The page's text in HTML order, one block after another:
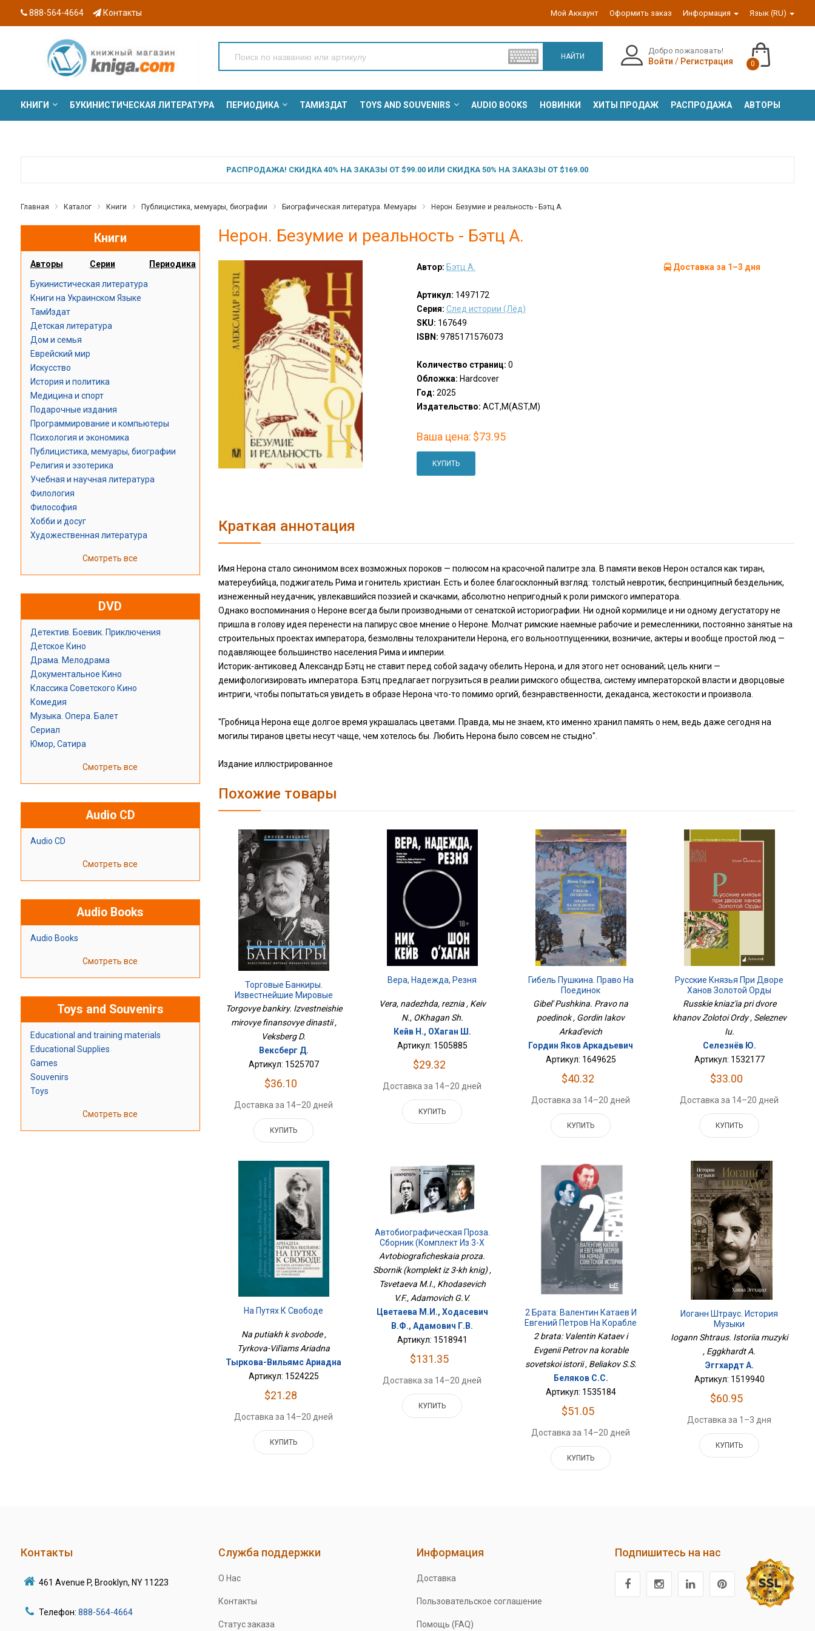
888-564-4664 Контакты Мой Аккаунт Оформить заказ Информация Язык (RU)
НАЙТИ
Добро пожаловать!
Войти / Регистрация 0
КНИГИ БУКИНИСТИЧЕСКАЯ ЛИТЕРАТУРА ПЕРИОДИКА ТАМИЗДАТ TOYS AND SOUVENIRS AUDIO BOOKS НОВИНКИ ХИТЫ ПРОДАЖ РАСПРОДАЖА АВТОРЫ
РАСПРОДАЖА! СКИДКА 40% НА ЗАКАЗЫ ОТ $99.00 ИЛИ СКИДКА 50% НА ЗАКАЗЫ ОТ $169.00
Главная Каталог Книги Публицистика, мемуары, биографии Биографическая литература. Мемуары Нерон. Безумие и реальность - Бэтц А.
Книги
Авторы Серии Периодика
Букинистическая литература
Книги на Украинском Языке
ТамИздат
Детская литература
Дом и семья
Еврейский мир
Искусство
История и политика
Медицина и спорт
Подарочные издания
Программирование и компьютеры
Психология и экономика
Публицистика, мемуары, биографии
Религия и эзотерика
Учебная и научная литература
Филология
Философия
Хобби и досуг
Художественная литература
Смотреть все
DVD
Детектив. Боевик. Приключения
Детское Кино
Драма. Мелодрама
Документальное Кино
Классика Советского Кино
Комедия
Музыка. Опера. Балет
Сериал
Юмор, Сатира
Смотреть все
Audio CD
Audio CD
Смотреть все
Audio Books
Audio Books
Смотреть все
Toys and Souvenirs
Educational and training materials
Educational Supplies
Games
Souvenirs
Toys
Смотреть все
Нерон. Безумие и реальность - Бэтц А.
Автор: Бэтц А.
Артикул: 1497172
Серия: След истории (Лёд)
SKU: 167649
ISBN: 9785171576073
Количество страниц: 0
Обложка: Hardcover
Год: 2025
Издательство: АСТ,М(AST,M)
Ваша цена: $73.95
КУПИТЬ
Доставка за 1–3 дня
Краткая аннотация
Имя Нерона стало синонимом всех возможных пороков — полюсом на красочной палитре зла. В памяти веков Нерон остался как тиран,
матереубийца, поджигатель Рима и гонитель христиан. Есть и более благосклонный взгляд: толстый невротик, беспринципный бездельник,
изнеженный неудачник, увлекавшийся поэзией и скачками, абсолютно непригодный к роли римского императора.
Однако воспоминания о Нероне всегда были производными от сенатской историографии. Ни одной кормилице и ни одному дегустатору не
пришла в голову идея перенести на папирус свое мнение о Нероне. Молчат римские наемные рабочие и ремесленники, постоянно занятые на
строительных проектах императора, безмолвны телохранители Нерона, его вольноотпущенники, возничие, актеры и вообще простой люд —
подавляющее большинство населения Рима и империи.
Историк-антиковед Александр Бэтц не ставит перед собой задачу обелить Нерона, и для этого нет оснований; цель книги —
демифологизировать императора. Бэтц предлагает погрузиться в реалии римского общества, систему императорской власти и дворцовые
интриги, чтобы попытаться увидеть в образе Нерона что-то помимо оргий, безнравственности, декаданса, жестокости и произвола.
"Гробница Нерона еще долгое время украшалась цветами. Правда, мы не знаем, кто именно хранил память о нем, ведь даже сегодня на
могилы тиранов цветы несут чаще, чем хотелось бы. Любить Нерона было совсем не стыдно".
Издание иллюстрированное
Похожие товары
Торговые Банкиры.
Известнейшие Мировые
Финансовые Династии
Torgovye bankiry. Izvestneishie
mirovye finansovye dinastii ,
Veksberg D.
Вексберг Д.
Артикул: 1525707
$36.10
Доставка за 14–20 дней
КУПИТЬ
Вера, Надежда, Резня
Vera, nadezhda, reznia , Keiv
N., OKhagan Sh.
Кейв Н., ОХаган Ш.
Артикул: 1505885
$29.32
Доставка за 14–20 дней
КУПИТЬ
Гибель Пушкина. Право На
Поединок
Gibel' Pushkina. Pravo na
poedinok , Gordin Iakov
Arkad'evich
Гордин Яков Аркадьевич
Артикул: 1649625
$40.32
Доставка за 14–20 дней
КУПИТЬ
Русские Князья При Дворе
Ханов Золотой Орды
Russkie kniaz'ia pri dvore
khanov Zolotoi Ordy , Seleznev
Iu.
Селезнёв Ю.
Артикул: 1532177
$33.00
Доставка за 14–20 дней
КУПИТЬ
На Путях К Свободе
Na putiakh k svobode ,
Tyrkova-Vil'iams Ariadna
Тыркова-Вильямс Ариадна
Артикул: 1524225
$21.28
Доставка за 14–20 дней
КУПИТЬ
Автобиографическая Проза.
Сборник (комплект Из 3-Х
Книг)
Avtobiograficheskaia proza.
Sbornik (komplekt iz 3-kh knig) ,
Tsvetaeva M.I., Khodasevich
V.F., Adamovich G.V.
Цветаева М.И., Ходасевич
В.Ф., Адамович Г.В.
Артикул: 1518941
$131.35
Доставка за 14–20 дней
КУПИТЬ
2 Брата: Валентин Катаев И
Евгений Петров На Корабле
Советской Истории
2 brata: Valentin Kataev i
Evgenii Petrov na korable
sovetskoi istorii , Beliakov S.S.
Беляков С.С.
Артикул: 1535184
$51.05
Доставка за 14–20 дней
КУПИТЬ
Иоганн Штраус. История
Музыки
Iogann Shtraus. Istoriia muzyki
, Eggkhardt A.
Эггхардт А.
Артикул: 1519940
$60.95
Доставка за 1–3 дня
КУПИТЬ
Контакты
461 Avenue P, Brooklyn, NY 11223
Телефон: 888-564-4664
Служба поддержки
О Нас
Контакты
Статус заказа
Информация
Доставка
Пользовательское соглашение
Помощь (FAQ)
Подпишитесь на нас